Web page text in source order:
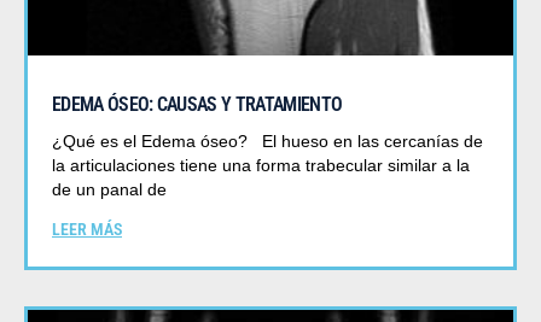
EDEMA ÓSEO: CAUSAS Y TRATAMIENTO
¿Qué es el Edema óseo? El hueso en las cercanías de
la articulaciones tiene una forma trabecular similar a la
de un panal de
LEER MÁS